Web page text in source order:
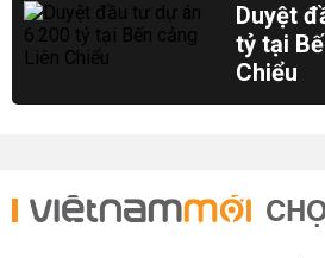
Duyệt
tỷ tại
Chiểu